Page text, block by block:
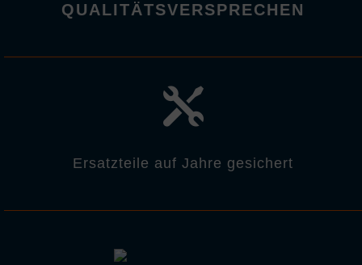
QUALITÄTSVERSPRECHEN

Ersatzteile auf Jahre gesichert